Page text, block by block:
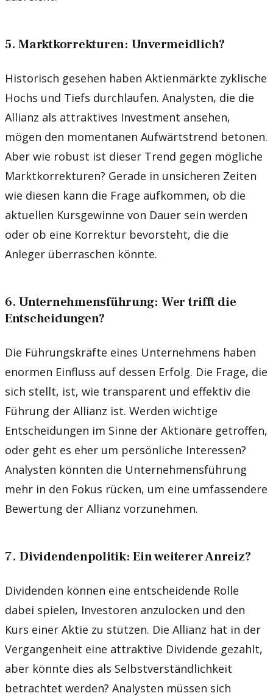
5. Marktkorrekturen: Unvermeidlich?
Historisch gesehen haben Aktienmärkte zyklische
Hochs und Tiefs durchlaufen. Analysten, die die
Allianz als attraktives Investment ansehen,
mögen den momentanen Aufwärtstrend betonen.
Aber wie robust ist dieser Trend gegen mögliche
Marktkorrekturen? Gerade in unsicheren Zeiten
wie diesen kann die Frage aufkommen, ob die
aktuellen Kursgewinne von Dauer sein werden
oder ob eine Korrektur bevorsteht, die die
Anleger überraschen könnte.
6. Unternehmensführung: Wer trifft die
Entscheidungen?
Die Führungskräfte eines Unternehmens haben
enormen Einfluss auf dessen Erfolg. Die Frage, die
sich stellt, ist, wie transparent und effektiv die
Führung der Allianz ist. Werden wichtige
Entscheidungen im Sinne der Aktionäre getroffen,
oder geht es eher um persönliche Interessen?
Analysten könnten die Unternehmensführung
mehr in den Fokus rücken, um eine umfassendere
Bewertung der Allianz vorzunehmen.
7. Dividendenpolitik: Ein weiterer Anreiz?
Dividenden können eine entscheidende Rolle
dabei spielen, Investoren anzulocken und den
Kurs einer Aktie zu stützen. Die Allianz hat in der
Vergangenheit eine attraktive Dividende gezahlt,
aber könnte dies als Selbstverständlichkeit
betrachtet werden? Analysten müssen sich